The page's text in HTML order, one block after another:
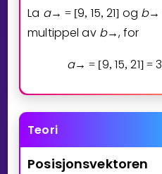
La a→ = [9, 15, 21] og b→
multippel av b→, for
a→ = [9, 15, 21] = 3
Teori
Posisjonsvektoren